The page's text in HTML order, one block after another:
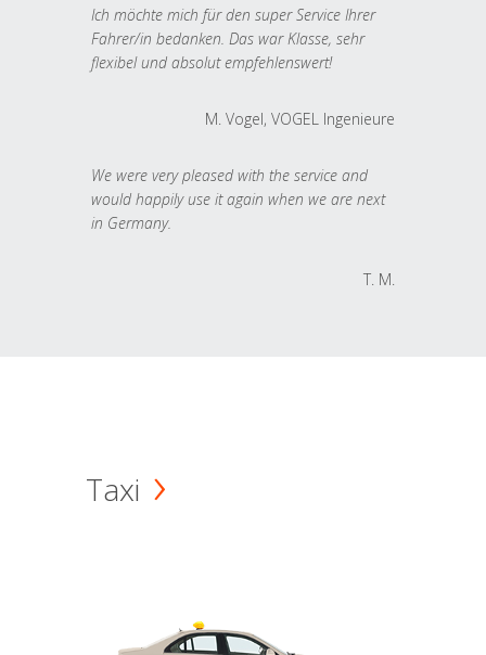
Ich möchte mich für den super Service Ihrer
Fahrer/in bedanken. Das war Klasse, sehr
flexibel und absolut empfehlenswert!
M. Vogel, VOGEL Ingenieure
We were very pleased with the service and
would happily use it again when we are next
in Germany.
T. M.
Taxi